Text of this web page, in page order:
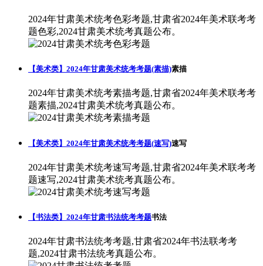
2024年甘肃美术统考色彩考题,甘肃省2024年美术联考考
题色彩,2024甘肃美术统考真题公布。
【美术类】2024年甘肃美术统考考题(素描)素描
2024年甘肃美术统考素描考题,甘肃省2024年美术联考考
题素描,2024甘肃美术统考真题公布。
【美术类】2024年甘肃美术统考考题(速写)速写
2024年甘肃美术统考速写考题,甘肃省2024年美术联考考
题速写,2024甘肃美术统考真题公布。
【书法类】2024年甘肃书法统考考题书法
2024年甘肃书法统考考题,甘肃省2024年书法联考考
题,2024甘肃书法统考真题公布。